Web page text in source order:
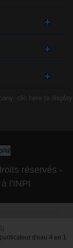
d'eau 4 en 1
clic here to display
réservés -
l'INPI